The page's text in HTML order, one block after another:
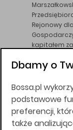
Rejonowy
kapitałem
DM BOŚ
Wszelkie
informacje
kierowane
Dbamy o
Bossa.pl
podstawowe
preferencji,
także